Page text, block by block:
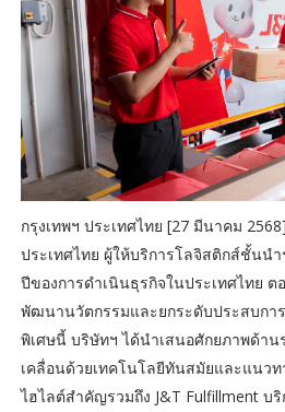
กรุงเทพฯ ประเทศไทย [27 มีนาคม
ประเทศไทย ผู้ให้บริการโลจิสติกส์ชั้นน
ปีของการดำเนินธุรกิจในประเทศไทย ต
พัฒนานวัตกรรมและยกระดับประสบกา
พิเศษนี้ บริษัทฯ ได้นำเสนอศักยภาพด้า
เคลื่อนด้วยเทคโนโลยีทันสมัยและแนว
ไฮไลต์สำคัญรวมถึง J&T Fulfillment บ